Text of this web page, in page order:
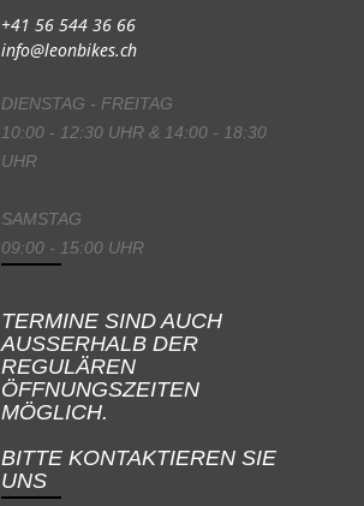
+41 56 544 36 66
info@leonbikes.ch
DIENSTAG - FREITAG
10:00 - 12:30 UHR & 14:00 - 18:30
UHR
SAMSTAG
09:00 - 15:00 UHR
TERMINE SIND AUCH
AUSSERHALB DER
REGULÄREN
ÖFFNUNGSZEITEN
MÖGLICH.
BITTE KONTAKTIEREN SIE
UNS